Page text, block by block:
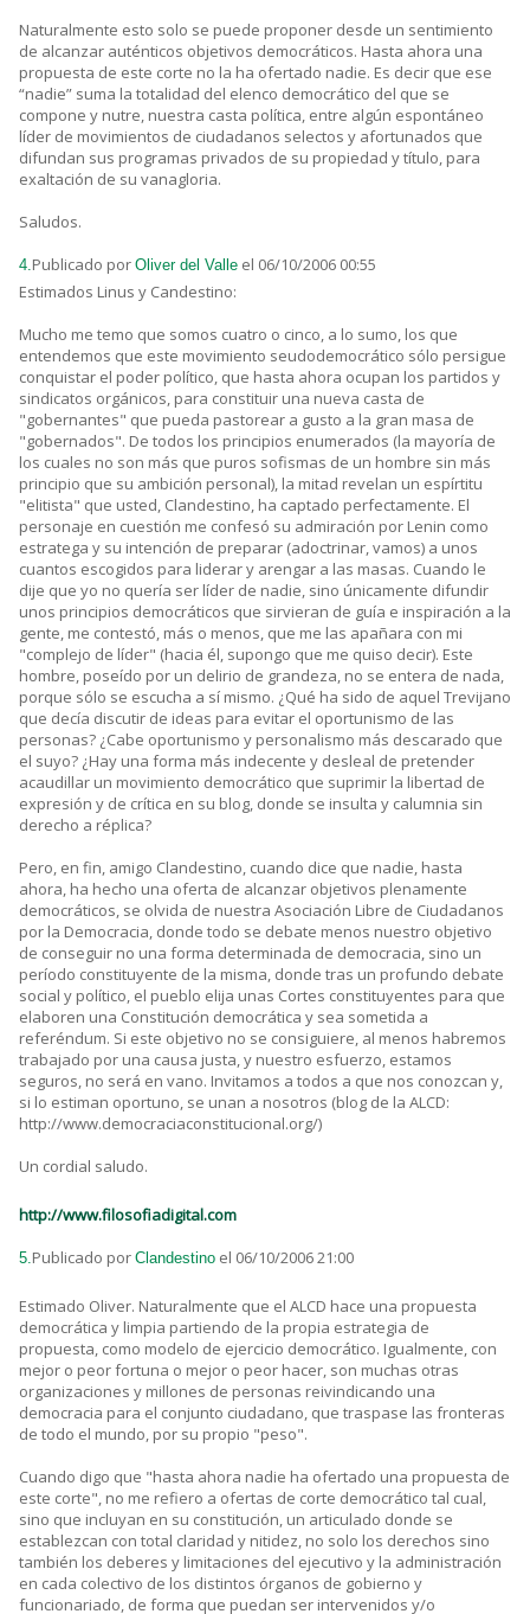
Naturalmente esto solo se puede proponer desde un sentimiento
de alcanzar auténticos objetivos democráticos. Hasta ahora una
propuesta de este corte no la ha ofertado nadie. Es decir que ese
“nadie” suma la totalidad del elenco democrático del que se
compone y nutre, nuestra casta política, entre algún espontáneo
líder de movimientos de ciudadanos selectos y afortunados que
difundan sus programas privados de su propiedad y título, para
exaltación de su vanagloria.
Saludos.
4.Publicado por Oliver del Valle el 06/10/2006 00:55
Estimados Linus y Candestino:
Mucho me temo que somos cuatro o cinco, a lo sumo, los que
entendemos que este movimiento seudodemocrático sólo persigue
conquistar el poder político, que hasta ahora ocupan los partidos y
sindicatos orgánicos, para constituir una nueva casta de
"gobernantes" que pueda pastorear a gusto a la gran masa de
"gobernados". De todos los principios enumerados (la mayoría de
los cuales no son más que puros sofismas de un hombre sin más
principio que su ambición personal), la mitad revelan un espírtitu
"elitista" que usted, Clandestino, ha captado perfectamente. El
personaje en cuestión me confesó su admiración por Lenin como
estratega y su intención de preparar (adoctrinar, vamos) a unos
cuantos escogidos para liderar y arengar a las masas. Cuando le
dije que yo no quería ser líder de nadie, sino únicamente difundir
unos principios democráticos que sirvieran de guía e inspiración a la
gente, me contestó, más o menos, que me las apañara con mi
"complejo de líder" (hacia él, supongo que me quiso decir). Este
hombre, poseído por un delirio de grandeza, no se entera de nada,
porque sólo se escucha a sí mismo. ¿Qué ha sido de aquel Trevijano
que decía discutir de ideas para evitar el oportunismo de las
personas? ¿Cabe oportunismo y personalismo más descarado que
el suyo? ¿Hay una forma más indecente y desleal de pretender
acaudillar un movimiento democrático que suprimir la libertad de
expresión y de crítica en su blog, donde se insulta y calumnia sin
derecho a réplica?
Pero, en fin, amigo Clandestino, cuando dice que nadie, hasta
ahora, ha hecho una oferta de alcanzar objetivos plenamente
democráticos, se olvida de nuestra Asociación Libre de Ciudadanos
por la Democracia, donde todo se debate menos nuestro objetivo
de conseguir no una forma determinada de democracia, sino un
período constituyente de la misma, donde tras un profundo debate
social y político, el pueblo elija unas Cortes constituyentes para que
elaboren una Constitución democrática y sea sometida a
referéndum. Si este objetivo no se consiguiere, al menos habremos
trabajado por una causa justa, y nuestro esfuerzo, estamos
seguros, no será en vano. Invitamos a todos a que nos conozcan y,
si lo estiman oportuno, se unan a nosotros (blog de la ALCD:
http://www.democraciaconstitucional.org/)
Un cordial saludo.
http://www.filosofiadigital.com
5.Publicado por Clandestino el 06/10/2006 21:00
Estimado Oliver. Naturalmente que el ALCD hace una propuesta
democrática y limpia partiendo de la propia estrategia de
propuesta, como modelo de ejercicio democrático. Igualmente, con
mejor o peor fortuna o mejor o peor hacer, son muchas otras
organizaciones y millones de personas reivindicando una
democracia para el conjunto ciudadano, que traspase las fronteras
de todo el mundo, por su propio "peso".
Cuando digo que "hasta ahora nadie ha ofertado una propuesta de
este corte", no me refiero a ofertas de corte democrático tal cual,
sino que incluyan en su constitución, un articulado donde se
establezcan con total claridad y nitidez, no solo los derechos sino
también los deberes y limitaciones del ejecutivo y la administración
en cada colectivo de los distintos órganos de gobierno y
funcionariado, de forma que puedan ser intervenidos y/o